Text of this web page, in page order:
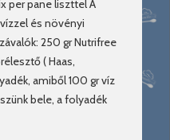
per pane liszttel A
és növényi
250 gr Nutrifree
( Haas,
amiből 100 gr víz
bele, a folyadék